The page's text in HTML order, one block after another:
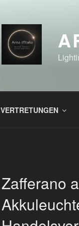
VERTRETUNGEN
Zafferano